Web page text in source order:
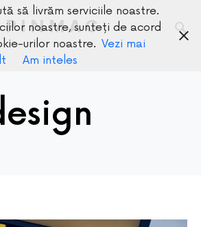
să livrăm serviciile noastre.
noastre, sunteți de acord
urilor noastre. Vezi mai
Am inteles